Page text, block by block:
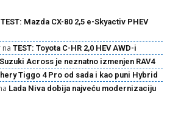
TEST: Mazda CX-80 2,5 e-Skyactiv PHEV
na TEST: Toyota C-HR 2,0 HEV AWD-i
Suzuki Across je neznatno izmenjen RAV4
Tiggo 4 Pro od sada i kao puni Hybrid
Lada Niva dobija najveću modernizaciju